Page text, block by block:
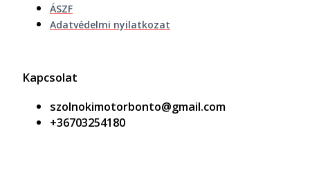
ÁSZF
Adatvédelmi nyilatkozat
Kapcsolat
szolnokimotorbonto@gmail.com
+36703254180